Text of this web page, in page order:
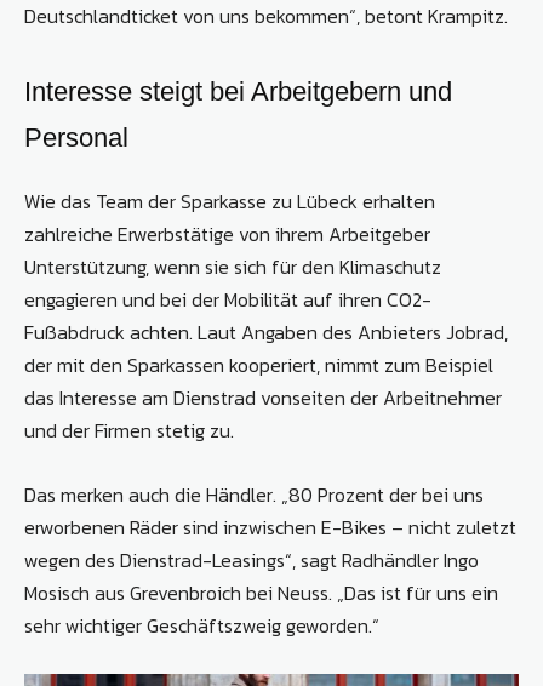
Deutschlandticket von uns bekommen“, betont Krampitz.
Interesse steigt bei Arbeitgebern und
Personal
Wie das Team der Sparkasse zu Lübeck erhalten
zahlreiche Erwerbstätige von ihrem Arbeitgeber
Unterstützung, wenn sie sich für den Klimaschutz
engagieren und bei der Mobilität auf ihren CO2-
Fußabdruck achten. Laut Angaben des Anbieters Jobrad,
der mit den Sparkassen kooperiert, nimmt zum Beispiel
das Interesse am Dienstrad vonseiten der Arbeitnehmer
und der Firmen stetig zu.
Das merken auch die Händler. „80 Prozent der bei uns
erworbenen Räder sind inzwischen E-Bikes – nicht zuletzt
wegen des Dienstrad-Leasings“, sagt Radhändler Ingo
Mosisch aus Grevenbroich bei Neuss. „Das ist für uns ein
sehr wichtiger Geschäftszweig geworden.“